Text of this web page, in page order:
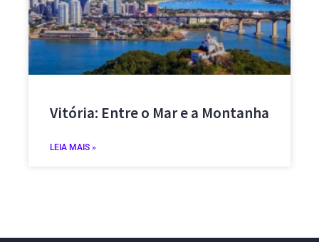
Vitória: Entre o Mar e a Montanha
LEIA MAIS »